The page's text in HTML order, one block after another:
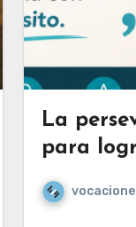
La
para